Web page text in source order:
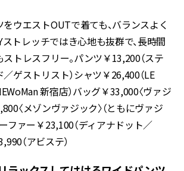
ウエストOUTで着ても、バランスよく
ストレッチではき心地も抜群で、長時間
トレスフリー。パンツ￥13,200（ステ
ゲストリスト）シャツ￥26,400（LE
新宿店）バッグ￥33,000〈ヴァジ
〈メゾンヴァジック〉（ともにヴァジ
ファー￥23,100（ディアナドット／
（アビステ）